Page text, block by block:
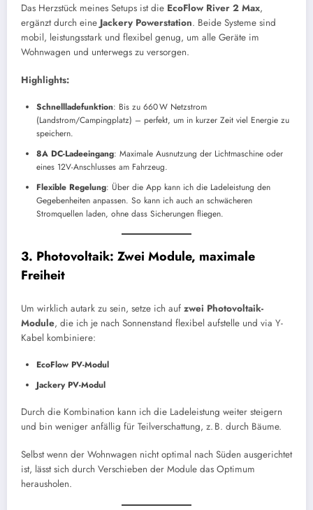
Das Herzstück meines Setups ist die EcoFlow River 2 Max,
ergänzt durch eine Jackery Powerstation. Beide Systeme sind
mobil, leistungsstark und flexibel genug, um alle Geräte im
Wohnwagen und unterwegs zu versorgen.
Highlights:
Schnellladefunktion: Bis zu 660 W Netzstrom
(Landstrom/Campingplatz) – perfekt, um in kurzer Zeit viel Energie zu
speichern.
8A DC-Ladeeingang: Maximale Ausnutzung der Lichtmaschine oder
eines 12V-Anschlusses am Fahrzeug.
Flexible Regelung: Über die App kann ich die Ladeleistung den
Gegebenheiten anpassen. So kann ich auch an schwächeren
Stromquellen laden, ohne dass Sicherungen fliegen.
3. Photovoltaik: Zwei Module, maximale
Freiheit
Um wirklich autark zu sein, setze ich auf zwei Photovoltaik-
Module, die ich je nach Sonnenstand flexibel aufstelle und via Y-
Kabel kombiniere:
EcoFlow PV-Modul
Jackery PV-Modul
Durch die Kombination kann ich die Ladeleistung weiter steigern
und bin weniger anfällig für Teilverschattung, z. B. durch Bäume.
Selbst wenn der Wohnwagen nicht optimal nach Süden ausgerichtet
ist, lässt sich durch Verschieben der Module das Optimum
herausholen.